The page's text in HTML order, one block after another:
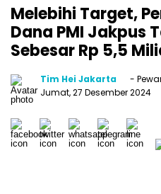
Melebihi Target,
Dana PMI Jakpus
Sebesar Rp 5,5
Tim Hei Jakarta
-
Jumat, 27 Desember 2024